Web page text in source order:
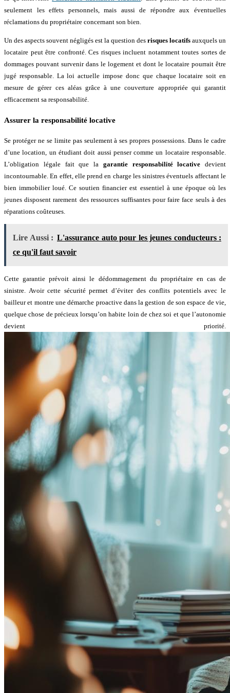
seulement les effets personnels, mais aussi de répondre aux éventuelles
réclamations du propriétaire concernant son bien.
Un des aspects souvent négligés est la question des risques locatifs auxquels un
locataire peut être confronté. Ces risques incluent notamment toutes sortes de
dommages pouvant survenir dans le logement et dont le locataire pourrait être
jugé responsable. La loi actuelle impose donc que chaque locataire soit en
mesure de gérer ces aléas grâce à une couverture appropriée qui garantit
efficacement sa responsabilité.
Assurer la responsabilité locative
Se protéger ne se limite pas seulement à ses propres possessions. Dans le cadre
d’une location, un étudiant doit aussi penser comme un locataire responsable.
L’obligation légale fait que la garantie responsabilité locative devient
incontournable. En effet, elle prend en charge les sinistres éventuels affectant le
bien immobilier loué. Ce soutien financier est essentiel à une époque où les
jeunes disposent rarement des ressources suffisantes pour faire face seuls à des
réparations coûteuses.
Lire Aussi : L'assurance auto pour les jeunes conducteurs :
ce qu'il faut savoir
Cette garantie prévoit ainsi le dédommagement du propriétaire en cas de
sinistre. Avoir cette sécurité permet d’éviter des conflits potentiels avec le
bailleur et montre une démarche proactive dans la gestion de son espace de vie,
quelque chose de précieux lorsqu’on habite loin de chez soi et que l’autonomie
devient priorité.